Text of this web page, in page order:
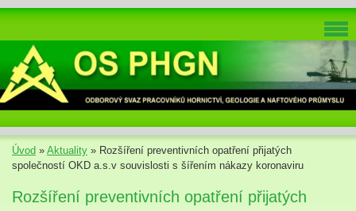
Úvod » Aktuality » Rozšíření preventivních opatření přijatých
společností OKD a.s.v souvislosti s šířením nákazy koronaviru
Rozšíření preventivních opatření přijatých